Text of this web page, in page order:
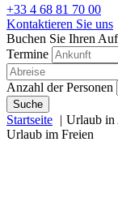
+33 4 68 81 70 00
Kontaktieren Sie uns
Buchen Sie Ihren
Termine
Anzahl der Personen
Suche
Startseite
Urlaub in
Urlaub im Freien